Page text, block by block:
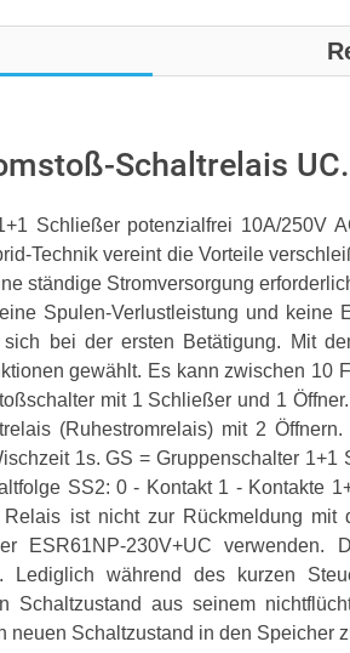
Schaltrelais
Schließer potenzialfrei 10A/250V
Technik vereint die Vorteile
ständige Stromversorgung
Spulen-Verlustleistung und
bei der ersten Betätigung. Mit
gewählt. Es kann zwischen
mit 1 Schließer und 1
(Ruhestromrelais) mit 2
1s. GS = Gruppenschalter
SS2: 0 - Kontakt 1 - Kontakte
ist nicht zur Rückmeldung
ESR61NP-230V+UC
Lediglich während des kurzen
Schaltzustand aus seinem
Schaltzustand in den Speicher